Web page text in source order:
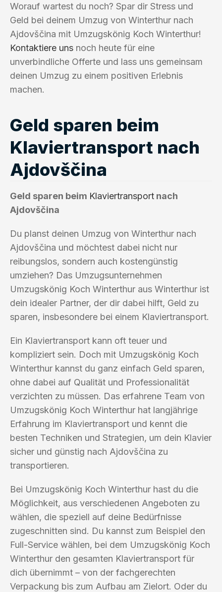
Worauf wartest du noch? Spar dir Stress und
Geld bei deinem Umzug von Winterthur nach
Ajdovščina mit Umzugskönig Koch Winterthur!
Kontaktiere uns noch heute für eine
unverbindliche Offerte und lass uns gemeinsam
deinen Umzug zu einem positiven Erlebnis
machen.
Geld sparen beim
Klaviertransport nach
Ajdovščina
Geld sparen beim Klaviertransport nach
Ajdovščina
Du planst deinen Umzug von Winterthur nach
Ajdovščina und möchtest dabei nicht nur
reibungslos, sondern auch kostengünstig
umziehen? Das Umzugsunternehmen
Umzugskönig Koch Winterthur aus Winterthur ist
dein idealer Partner, der dir dabei hilft, Geld zu
sparen, insbesondere bei einem Klaviertransport.
Ein Klaviertransport kann oft teuer und
kompliziert sein. Doch mit Umzugskönig Koch
Winterthur kannst du ganz einfach Geld sparen,
ohne dabei auf Qualität und Professionalität
verzichten zu müssen. Das erfahrene Team von
Umzugskönig Koch Winterthur hat langjährige
Erfahrung im Klaviertransport und kennt die
besten Techniken und Strategien, um dein Klavier
sicher und günstig nach Ajdovščina zu
transportieren.
Bei Umzugskönig Koch Winterthur hast du die
Möglichkeit, aus verschiedenen Angeboten zu
wählen, die speziell auf deine Bedürfnisse
zugeschnitten sind. Du kannst zum Beispiel den
Full-Service wählen, bei dem Umzugskönig Koch
Winterthur den gesamten Klaviertransport für
dich übernimmt – von der fachgerechten
Verpackung bis zum Aufbau am Zielort. Oder du